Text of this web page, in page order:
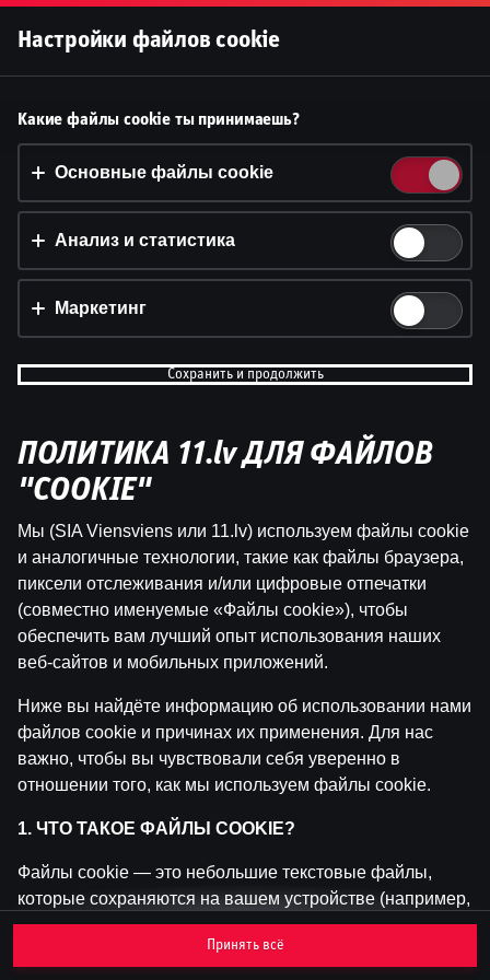
Эта игра недоступна как демо-версия.
Пожалуйста, авторизуйся, чтобы играть в
эту игру на реальные деньги.
Войти
Принять файлы cookie?
На этом веб-сайте используются 3 различных типа
файлов cookie: основные, отслеживающие и
Принять всё
Настройки и информация
Настройки файлов cookie
Какие файлы cookie ты принимаешь?
Основные файлы cookie
Анализ и статистика
Маркетинг
Сохранить и продолжить
ПОЛИТИКА 11.lv ДЛЯ ФАЙЛОВ
"COOKIE"
Мы (SIA Viensviens или 11.lv) используем файлы cookie
и аналогичные технологии, такие как файлы браузера,
пиксели отслеживания и/или цифровые отпечатки
(совместно именуемые «Файлы cookie»), чтобы
обеспечить вам лучший опыт использования наших
веб-сайтов и мобильных приложений.
Ниже вы найдёте информацию об использовании нами
файлов cookie и причинах их применения. Для нас
важно, чтобы вы чувствовали себя уверенно в
отношении того, как мы используем файлы cookie.
1. ЧТО ТАКОЕ ФАЙЛЫ COOKIE?
Файлы cookie — это небольшие текстовые файлы,
которые сохраняются на вашем устройстве (например,
на компьютере, мобильном телефоне или планшете)
при посещении наших веб-сайтов. Размещение
Принять всё